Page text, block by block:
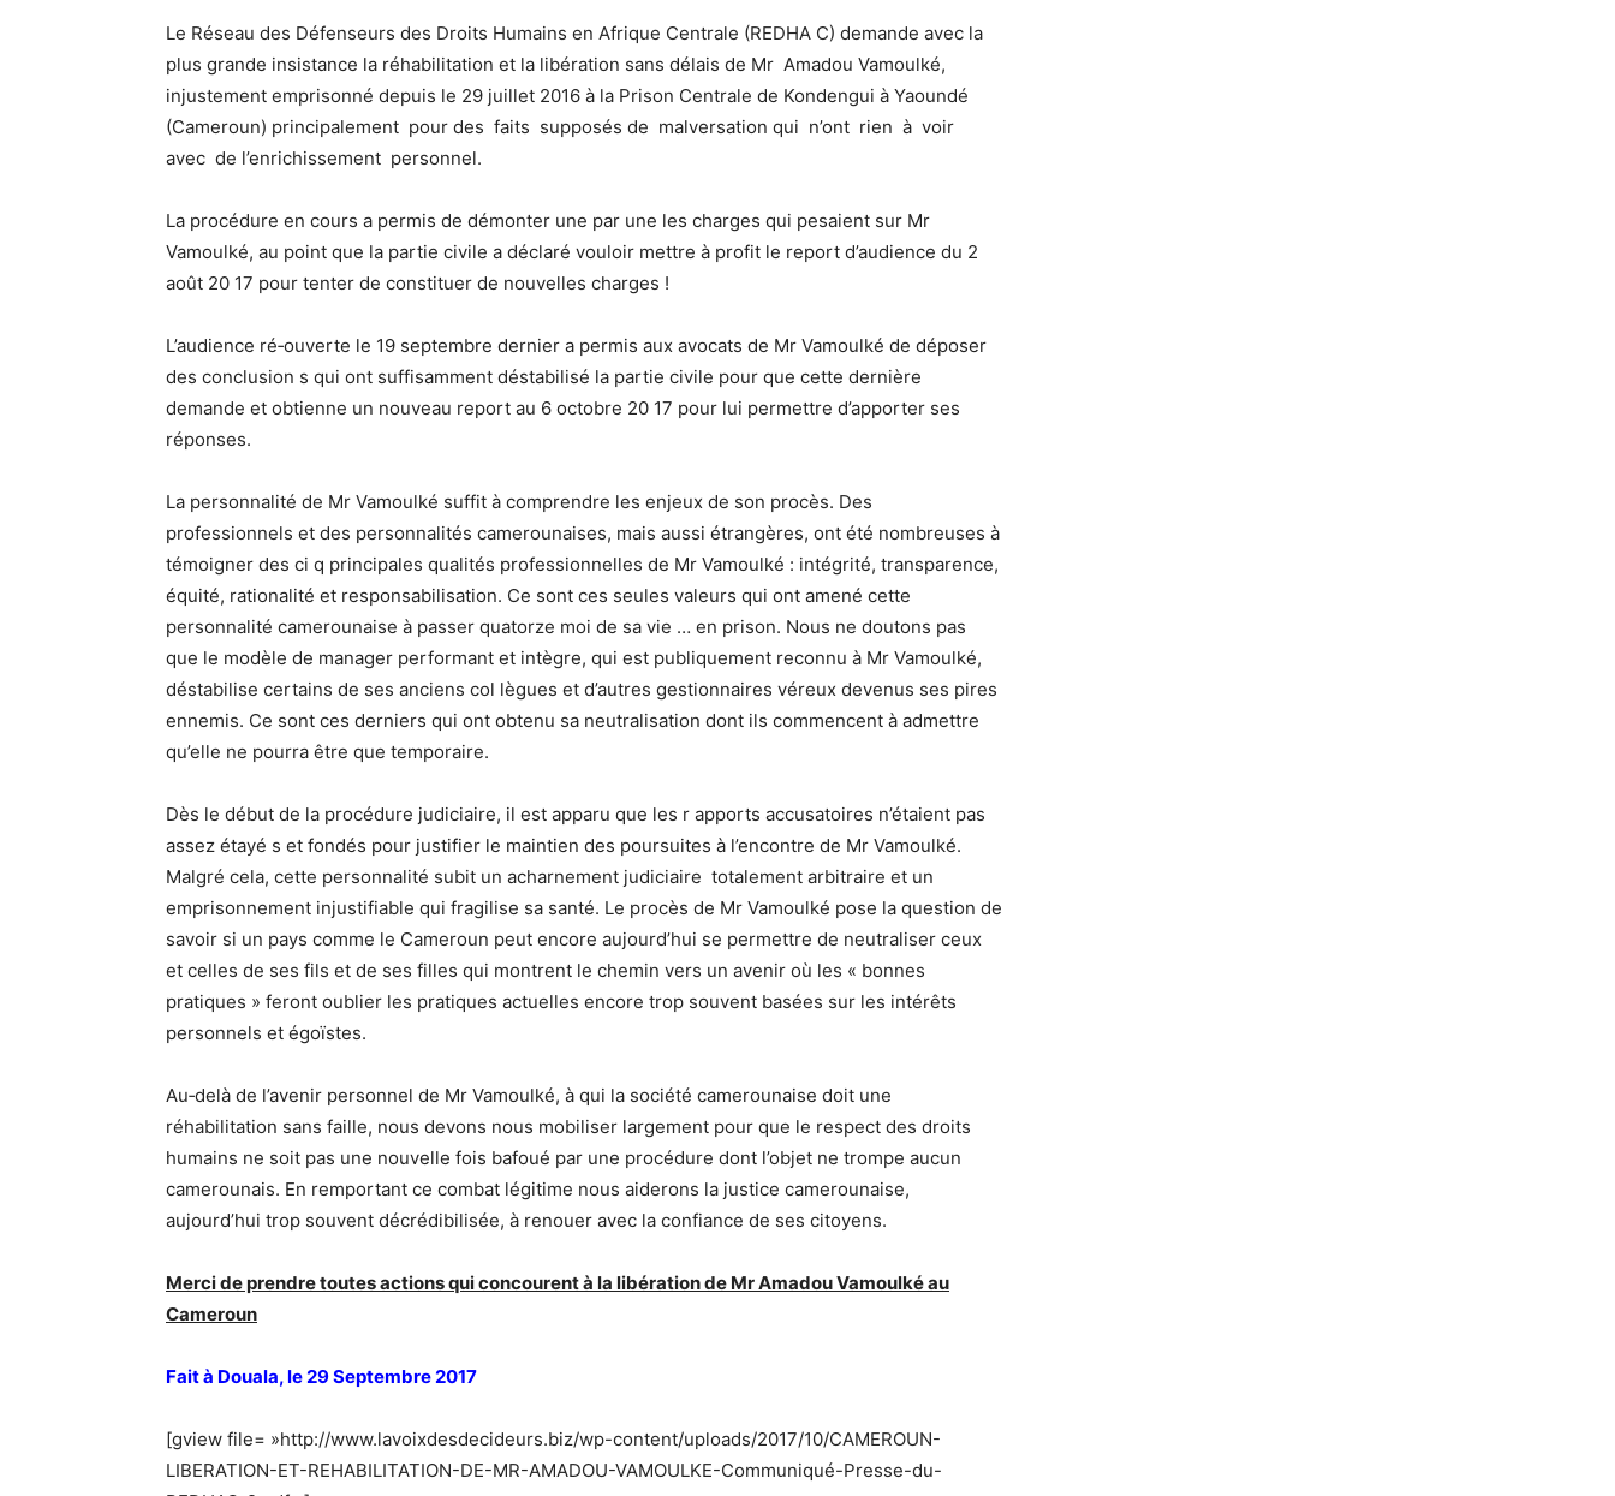
Le Réseau des Défenseurs des Droits Humains en Afrique Centrale (REDHA C) demande avec la
plus grande insistance la réhabilitation et la libération sans délais de Mr Amadou Vamoulké,
injustement emprisonné depuis le 29 juillet 2016 à la Prison Centrale de Kondengui à Yaoundé
(Cameroun) principalement pour des faits supposés de malversation qui n’ont rien à voir
avec de l’enrichissement personnel.
La procédure en cours a permis de démonter une par une les charges qui pesaient sur Mr
Vamoulké, au point que la partie civile a déclaré vouloir mettre à profit le report d’audience du 2
août 20 17 pour tenter de constituer de nouvelles charges !
L’audience ré‐ouverte le 19 septembre dernier a permis aux avocats de Mr Vamoulké de déposer
des conclusion s qui ont suffisamment déstabilisé la partie civile pour que cette dernière
demande et obtienne un nouveau report au 6 octobre 20 17 pour lui permettre d’apporter ses
réponses.
La personnalité de Mr Vamoulké suffit à comprendre les enjeux de son procès. Des
professionnels et des personnalités camerounaises, mais aussi étrangères, ont été nombreuses à
témoigner des ci q principales qualités professionnelles de Mr Vamoulké : intégrité, transparence,
équité, rationalité et responsabilisation. Ce sont ces seules valeurs qui ont amené cette
personnalité camerounaise à passer quatorze moi de sa vie … en prison. Nous ne doutons pas
que le modèle de manager performant et intègre, qui est publiquement reconnu à Mr Vamoulké,
déstabilise certains de ses anciens col lègues et d’autres gestionnaires véreux devenus ses pires
ennemis. Ce sont ces derniers qui ont obtenu sa neutralisation dont ils commencent à admettre
qu’elle ne pourra être que temporaire.
Dès le début de la procédure judiciaire, il est apparu que les r apports accusatoires n’étaient pas
assez étayé s et fondés pour justifier le maintien des poursuites à l’encontre de Mr Vamoulké.
Malgré cela, cette personnalité subit un acharnement judiciaire totalement arbitraire et un
emprisonnement injustifiable qui fragilise sa santé. Le procès de Mr Vamoulké pose la question de
savoir si un pays comme le Cameroun peut encore aujourd’hui se permettre de neutraliser ceux
et celles de ses fils et de ses filles qui montrent le chemin vers un avenir où les « bonnes
pratiques » feront oublier les pratiques actuelles encore trop souvent basées sur les intérêts
personnels et égoïstes.
Au‐delà de l’avenir personnel de Mr Vamoulké, à qui la société camerounaise doit une
réhabilitation sans faille, nous devons nous mobiliser largement pour que le respect des droits
humains ne soit pas une nouvelle fois bafoué par une procédure dont l’objet ne trompe aucun
camerounais. En remportant ce combat légitime nous aiderons la justice camerounaise,
aujourd’hui trop souvent décrédibilisée, à renouer avec la confiance de ses citoyens.
Merci de prendre toutes actions qui concourent à la libération de Mr Amadou Vamoulkéau
Cameroun
Fait à Douala, le 29 Septembre 2017
[gview file= »http://www.lavoixdesdecideurs.biz/wp-content/uploads/2017/10/CAMEROUN-
LIBERATION-ET-REHABILITATION-DE-MR-AMADOU-VAMOULKE-Communiqué-Presse-du-